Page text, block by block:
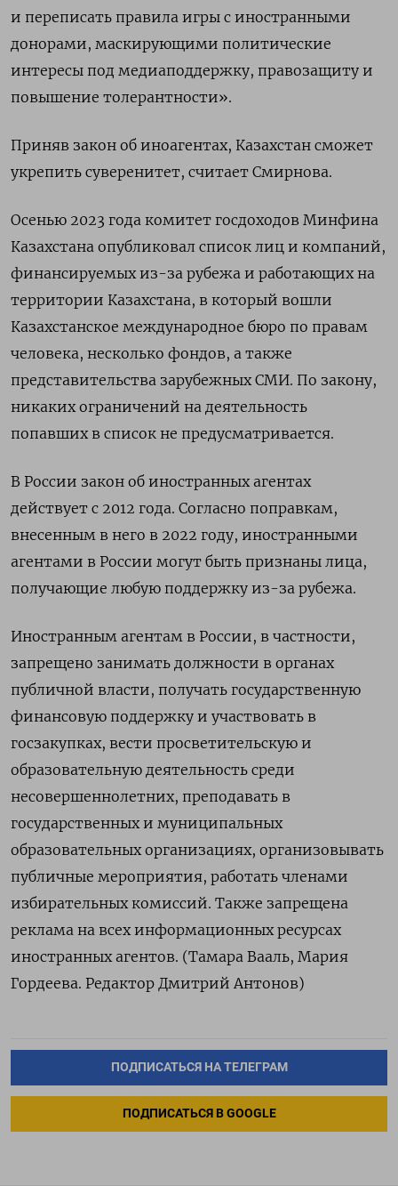
и переписать правила игры с иностранными
донорами, маскирующими политические
интересы под медиаподдержку, правозащиту и
повышение толерантности».
Приняв закон об иноагентах, Казахстан сможет
укрепить суверенитет, считает Смирнова.
Осенью 2023 года комитет госдоходов Минфина
Казахстана опубликовал список лиц и компаний,
финансируемых из-за рубежа и работающих на
территории Казахстана, в который вошли
Казахстанское международное бюро по правам
человека, несколько фондов, а также
представительства зарубежных СМИ. По закону,
никаких ограничений на деятельность
попавших в список не предусматривается.
В России закон об иностранных агентах
действует с 2012 года. Согласно поправкам,
внесенным в него в 2022 году, иностранными
агентами в России могут быть признаны лица,
получающие любую поддержку из-за рубежа.
Иностранным агентам в России, в частности,
запрещено занимать должности в органах
публичной власти, получать государственную
финансовую поддержку и участвовать в
госзакупках, вести просветительскую и
образовательную деятельность среди
несовершеннолетних, преподавать в
государственных и муниципальных
образовательных организациях, организовывать
публичные мероприятия, работать членами
избирательных комиссий. Также запрещена
реклама на всех информационных ресурсах
иностранных агентов. (Тамара Вааль, Мария
Гордеева. Редактор Дмитрий Антонов)
ПОДПИСАТЬСЯ НА ТЕЛЕГРАМ
ПОДПИСАТЬСЯ В GOOGLE